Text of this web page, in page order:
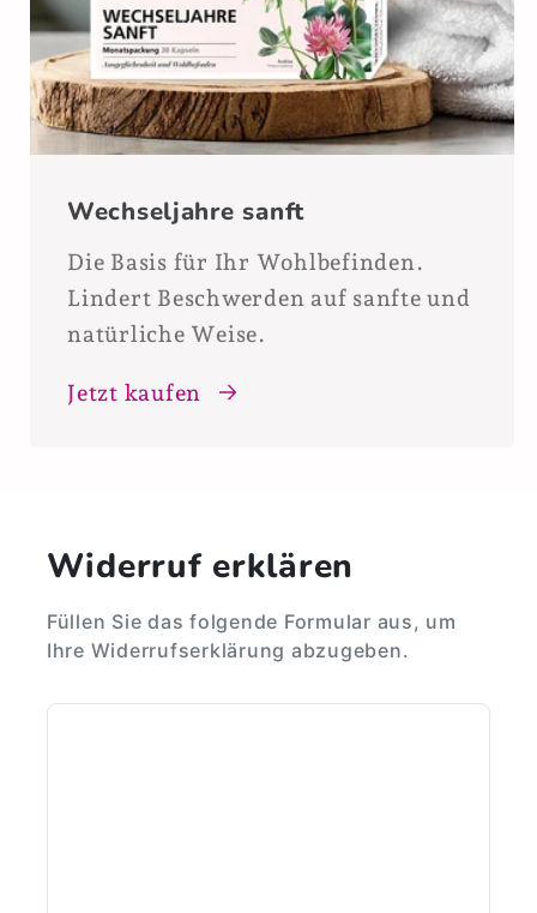
Wechseljahre sanft
Die Basis für Ihr Wohlbefinden.
Lindert Beschwerden auf sanfte und
natürliche Weise.
Jetzt kaufen
Widerruf erklären
Füllen Sie das folgende Formular aus, um
Ihre Widerrufserklärung abzugeben.